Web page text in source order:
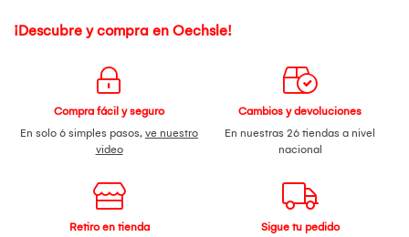
¡Descubre y compra en Oechsle!
Compra fácil y seguro
En solo 6 simples pasos, ve nuestro
video
Cambios y devoluciones
En nuestras 26 tiendas a nivel
nacional
Retiro en tienda
Sigue tu pedido